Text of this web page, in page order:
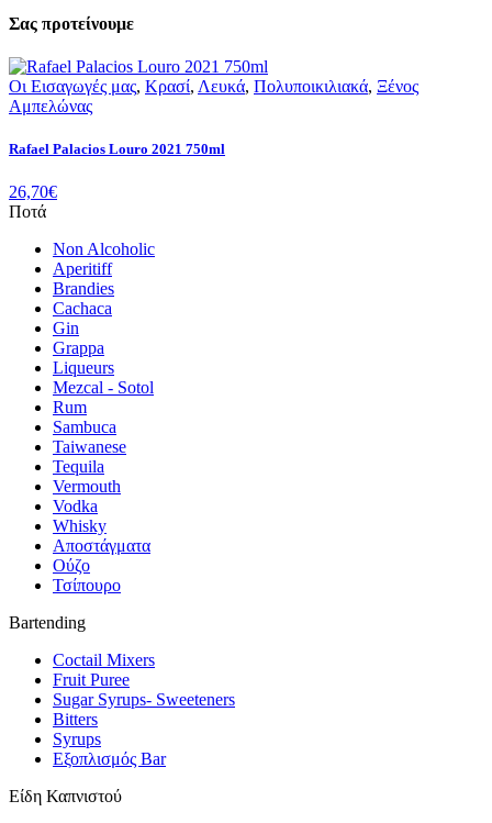
Σας προτείνουμε
Οι Εισαγωγές μας, Κρασί, Λευκά, Πολυποικιλιακά, Ξένος
Αμπελώνας
Rafael Palacios Louro 2021 750ml
26,70€
Ποτά
Non Alcoholic
Aperitiff
Brandies
Cachaca
Gin
Grappa
Liqueurs
Mezcal - Sotol
Rum
Sambuca
Taiwanese
Tequila
Vermouth
Vodka
Whisky
Αποστάγματα
Ούζο
Τσίπουρο
Bartending
Coctail Mixers
Fruit Puree
Sugar Syrups- Sweeteners
Bitters
Syrups
Εξοπλισμός Bar
Είδη Καπνιστού